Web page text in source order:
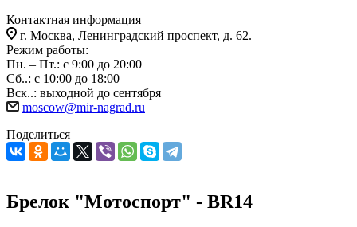
Контактная информация
г. Москва, Ленинградский проспект, д. 62.
Режим работы:
Пн. – Пт.: с 9:00 до 20:00
Сб..: с 10:00 до 18:00
Вск..: выходной до сентября
moscow@mir-nagrad.ru
Поделиться
Брелок "Мотоспорт" - BR14